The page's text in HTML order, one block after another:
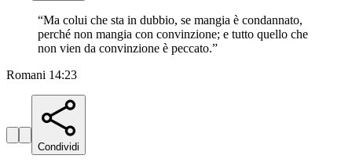
“Ma colui che sta in dubbio, se mangia è condannato,
perché non mangia con convinzione; e tutto quello che
non vien da convinzione è peccato.”
Romani 14:23
Condividi